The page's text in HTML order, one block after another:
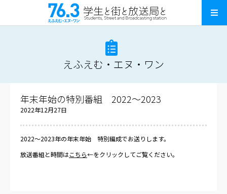
えふえむ・エヌ・ワン
年末年始の特別番組 2022～2023
2022年12月27日
2022～2023年の年末年始 特別編成でお送りします。
放送番組と時間はこちら←をクリックしてご覧ください。